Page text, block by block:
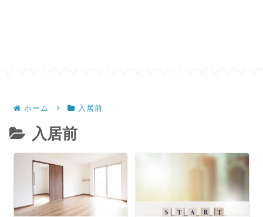
ホーム 入居前
入居前